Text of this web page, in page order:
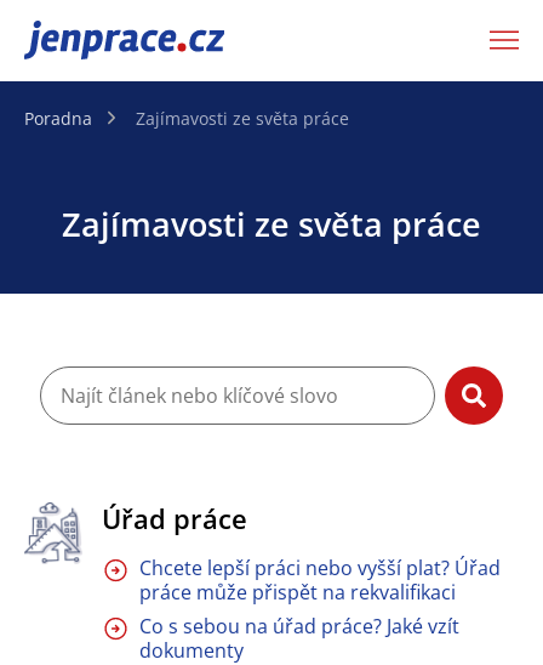
JenPráce.cz
Poradna Zajímavosti ze světa práce
Zajímavosti ze světa práce
Úřad práce
Chcete lepší práci nebo vyšší plat? Úřad
práce může přispět na rekvalifikaci
Co s sebou na úřad práce? Jaké vzít
dokumenty